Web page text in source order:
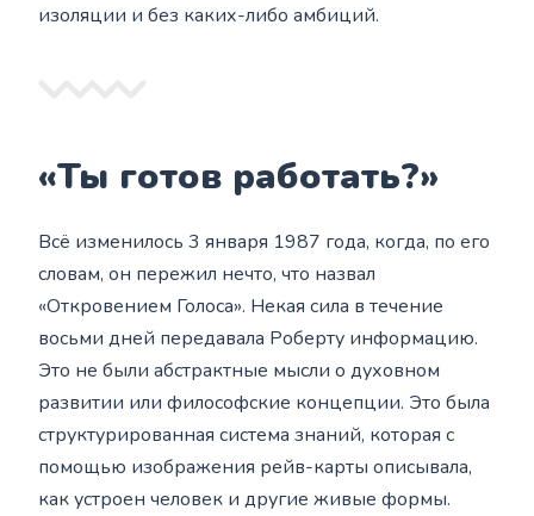
изоляции и без каких-либо амбиций.
«Ты готов работать?»
Всё изменилось 3 января 1987 года, когда, по его
словам, он пережил нечто, что назвал
«Откровением Голоса». Некая сила в течение
восьми дней передавала Роберту информацию.
Это не были абстрактные мысли о духовном
развитии или философские концепции. Это была
структурированная система знаний, которая с
помощью изображения рейв-карты описывала,
как устроен человек и другие живые формы.